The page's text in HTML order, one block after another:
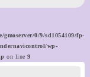
0/9/sd1054109/fp-
wp-
on line 9